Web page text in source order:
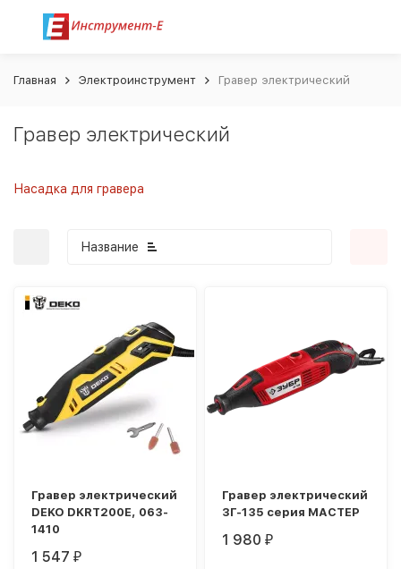
Главная Электроинструмент Гравер электрический
Гравер электрический
Насадка для гравера
Название
покупателей
Гравер электрический
DEKO DKRT200E, 063-
1410
1 547₽
Гравер электрический
ЗГ-135 серия МАСТЕР
1 980₽